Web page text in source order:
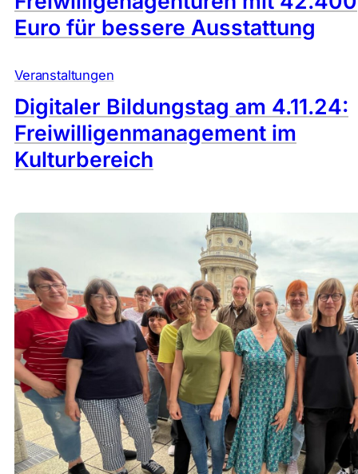
Euro für bessere Ausstattung
Veranstaltungen
Digitaler Bildungstag am 4.11.24:
Freiwilligenmanagement im
Kulturbereich